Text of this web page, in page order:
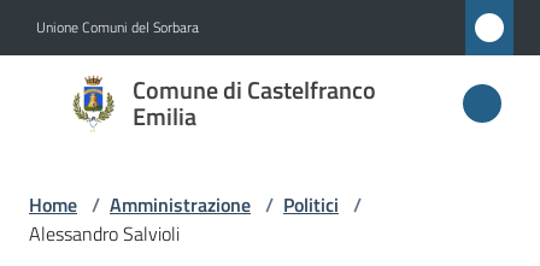
Unione Comuni del Sorbara
Comune di Castelfranco
Emilia
Comune di
Castelfranco
Home / Amministrazione / Politici /
Alessandro Salvioli